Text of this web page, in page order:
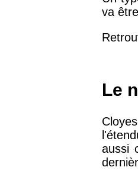
75017 -
75016 -
va
Le
aussi